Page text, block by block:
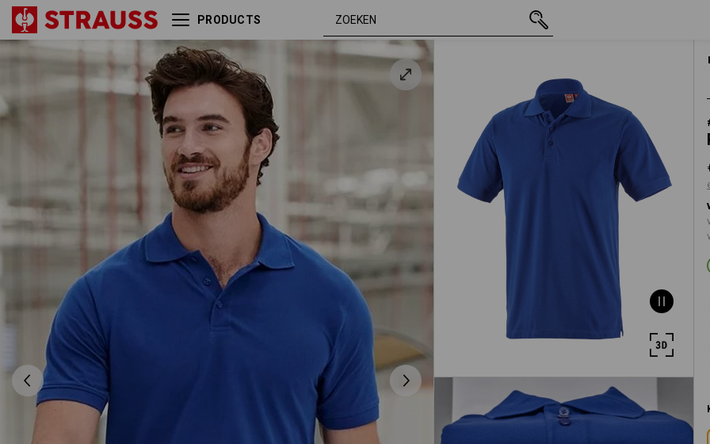
PRODUCTS
Pique-Polo e.s.industry korenblauw S € 18,03